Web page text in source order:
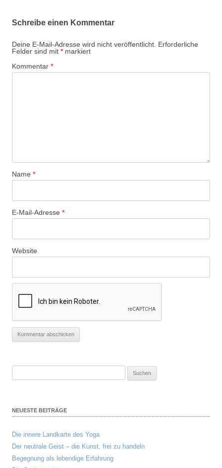
Schreibe einen Kommentar
Deine E-Mail-Adresse wird nicht veröffentlicht. Erforderliche
Felder sind mit * markiert
Kommentar *
Name *
E-Mail-Adresse *
Website
NEUESTE BEITRÄGE
Die innere Landkarte des Yoga
Der neutrale Geist – die Kunst, frei zu handeln
Begegnung als lebendige Erfahrung